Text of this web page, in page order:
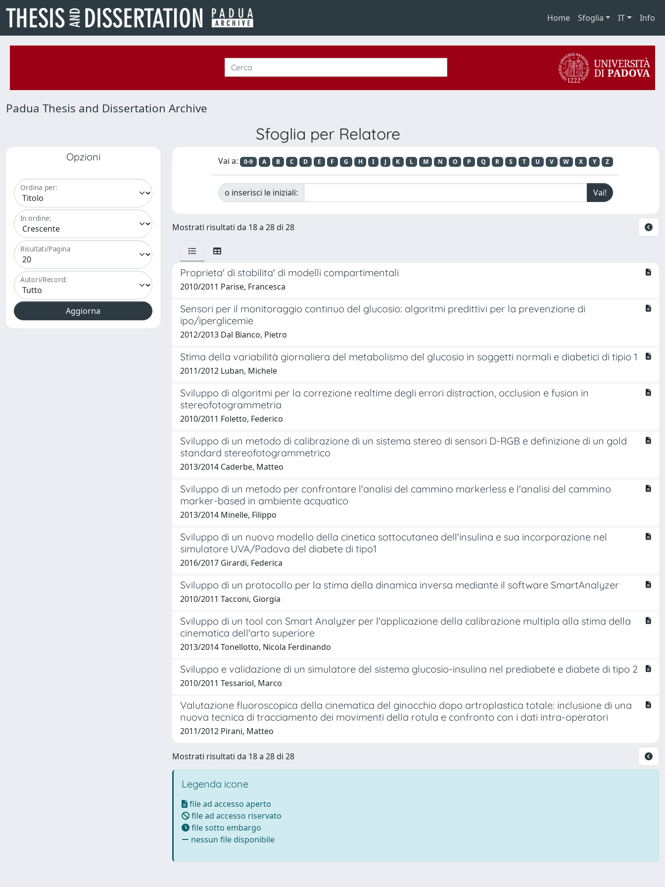
Home Sfoglia IT Info
Padua Thesis and Dissertation Archive
Sfoglia per Relatore
Opzioni
Ordina per:
In ordine:
Risultati/Pagina
Autori/Record:
Vai a: 0-9 A B C D E F G H I J K L M N O P Q R S T U V W X Y Z
o inserisci le iniziali:
Mostrati risultati da 18 a 28 di 28
Proprieta' di stabilita' di modelli compartimentali
2010/2011 Parise, Francesca
Sensori per il monitoraggio continuo del glucosio: algoritmi predittivi per la prevenzione di
ipo/iperglicemie
2012/2013 Dal Bianco, Pietro
Stima della variabilità giornaliera del metabolismo del glucosio in soggetti normali e diabetici di tipio 1
2011/2012 Luban, Michele
Sviluppo di algoritmi per la correzione realtime degli errori distraction, occlusion e fusion in
stereofotogrammetria
2010/2011 Foletto, Federico
Sviluppo di un metodo di calibrazione di un sistema stereo di sensori D-RGB e definizione di un gold
standard stereofotogrammetrico
2013/2014 Caderbe, Matteo
Sviluppo di un metodo per confrontare l'analisi del cammino markerless e l'analisi del cammino
marker-based in ambiente acquatico
2013/2014 Minelle, Filippo
Sviluppo di un nuovo modello della cinetica sottocutanea dell'insulina e sua incorporazione nel
simulatore UVA/Padova del diabete di tipo1
2016/2017 Girardi, Federica
Sviluppo di un protocollo per la stima della dinamica inversa mediante il software SmartAnalyzer
2010/2011 Tacconi, Giorgia
Sviluppo di un tool con Smart Analyzer per l'applicazione della calibrazione multipla alla stima della
cinematica dell'arto superiore
2013/2014 Tonellotto, Nicola Ferdinando
Sviluppo e validazione di un simulatore del sistema glucosio-insulina nel prediabete e diabete di tipo 2
2010/2011 Tessariol, Marco
Valutazione fluoroscopica della cinematica del ginocchio dopo artroplastica totale: inclusione di una
nuova tecnica di tracciamento dei movimenti della rotula e confronto con i dati intra-operatori
2011/2012 Pirani, Matteo
Mostrati risultati da 18 a 28 di 28
Legenda icone
file ad accesso aperto
file ad accesso riservato
file sotto embargo
nessun file disponibile